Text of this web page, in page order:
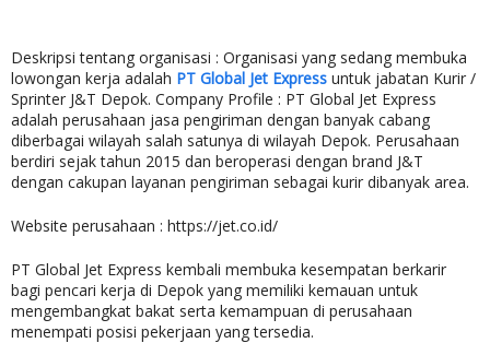
Deskripsi tentang organisasi : Organisasi yang sedang membuka
lowongan kerja adalah PT Global Jet Express untuk jabatan Kurir /
Sprinter J&T Depok. Company Profile : PT Global Jet Express
adalah perusahaan jasa pengiriman dengan banyak cabang
diberbagai wilayah salah satunya di wilayah Depok. Perusahaan
berdiri sejak tahun 2015 dan beroperasi dengan brand J&T
dengan cakupan layanan pengiriman sebagai kurir dibanyak area.
Website perusahaan : https://jet.co.id/
PT Global Jet Express kembali membuka kesempatan berkarir
bagi pencari kerja di Depok yang memiliki kemauan untuk
mengembangkat bakat serta kemampuan di perusahaan
menempati posisi pekerjaan yang tersedia.